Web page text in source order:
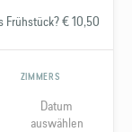
Frühstück? € 10,50
ZIMMERS
Datum
auswählen